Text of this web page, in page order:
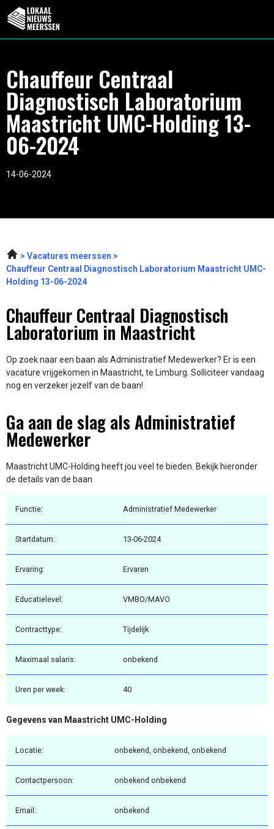
Chauffeur Centraal
Diagnostisch Laboratorium
Maastricht UMC-Holding 13-
06-2024
14-06-2024
Vacatures meerssen
Chauffeur Centraal Diagnostisch Laboratorium Maastricht UMC-
Holding 13-06-2024
Chauffeur Centraal Diagnostisch
Laboratorium in Maastricht
Op zoek naar een baan als Administratief Medewerker? Er is een
vacature vrijgekomen in Maastricht, te Limburg. Solliciteer vandaag
nog en verzeker jezelf van de baan!
Ga aan de slag als Administratief
Medewerker
Maastricht UMC-Holding heeft jou veel te bieden. Bekijk hieronder
de details van de baan
Functie: Administratief Medewerker
Startdatum: 13-06-2024
Ervaring: Ervaren
Educatielevel: VMBO/MAVO
Contracttype: Tijdelijk
Maximaal salaris: onbekend
Uren per week: 40
Gegevens van Maastricht UMC-Holding
Locatie: onbekend, onbekend, onbekend
Contactpersoon: onbekend onbekend
Email: onbekend